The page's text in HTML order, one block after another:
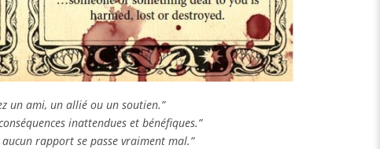
un ami, un allié ou un soutien.”
inattendues et bénéfiques.”
rapport se passe vraiment mal.”